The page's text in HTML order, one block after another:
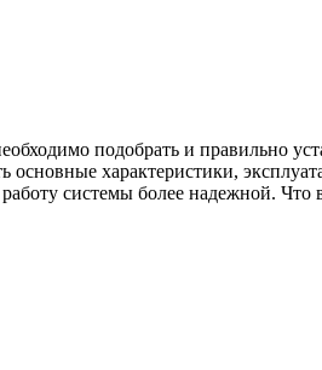
подобрать и правильно
основные характеристики,
системы более надежной. Что